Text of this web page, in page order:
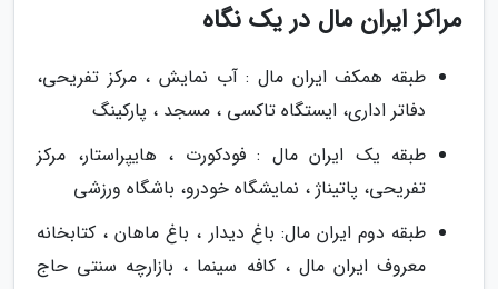
مراکز ایران مال در یک نگاه
طبقه همکف ایران مال : آب نمایش ، مرکز تفریحی،
دفاتر اداری، ایستگاه تاکسی ، مسجد ، پارکینگ
طبقه یک ایران مال : فودکورت ، هایپراستار، مرکز
تفریحی، پاتیناژ ، نمایشگاه خودرو، باشگاه ورزشی
طبقه دوم ایران مال: باغ دیدار ، باغ ماهان ، کتابخانه
معروف ایران مال ، کافه سینما ، بازارچه سنتی حاج